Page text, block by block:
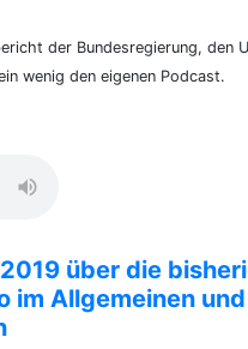
der Bundesregierung, den
wenig den eigenen Podcast.
über die
im Allgemeinen und